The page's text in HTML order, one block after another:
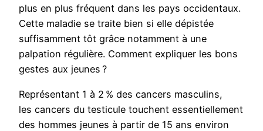
plus en plus fréquent dans les pays occidentaux.
Cette maladie se traite bien si elle dépistée
suffisamment tôt grâce notamment à une
palpation régulière. Comment expliquer les bons
gestes aux jeunes ?
Représentant 1 à 2 % des cancers masculins,
les cancers du testicule touchent essentiellement
des hommes jeunes à partir de 15 ans environ